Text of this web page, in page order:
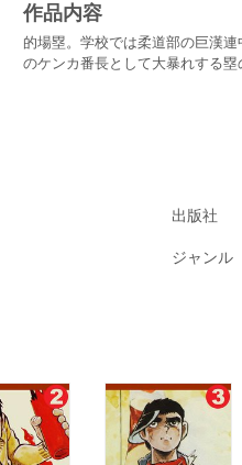
作品内容
的場塁。学校では柔道部の巨漢
のケンカ番長として大暴れする
出版社
ジャンル